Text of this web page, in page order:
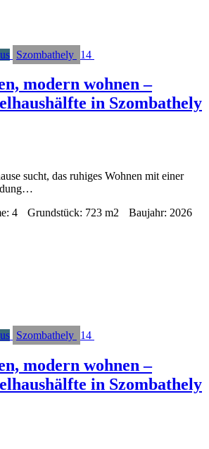
Szombathely 14
modern wohnen –
in Szombathely
sucht, das ruhiges Wohnen mit einer
4 Grundstück: 723 m2 Baujahr: 2026
Szombathely 14
modern wohnen –
in Szombathely